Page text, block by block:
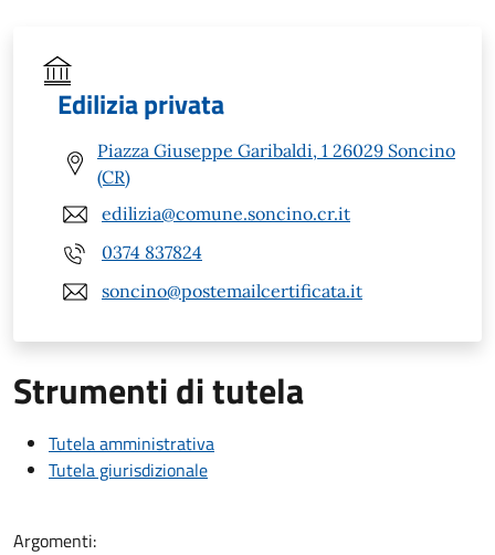
Edilizia privata
Piazza Giuseppe Garibaldi, 1 26029 Soncino
(CR)
edilizia@comune.soncino.cr.it
0374 837824
soncino@postemailcertificata.it
Strumenti di tutela
Tutela amministrativa
Tutela giurisdizionale
Argomenti: